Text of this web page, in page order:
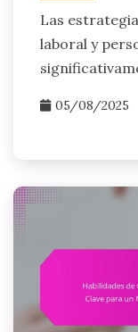
Las
laboral y
05/08/2025